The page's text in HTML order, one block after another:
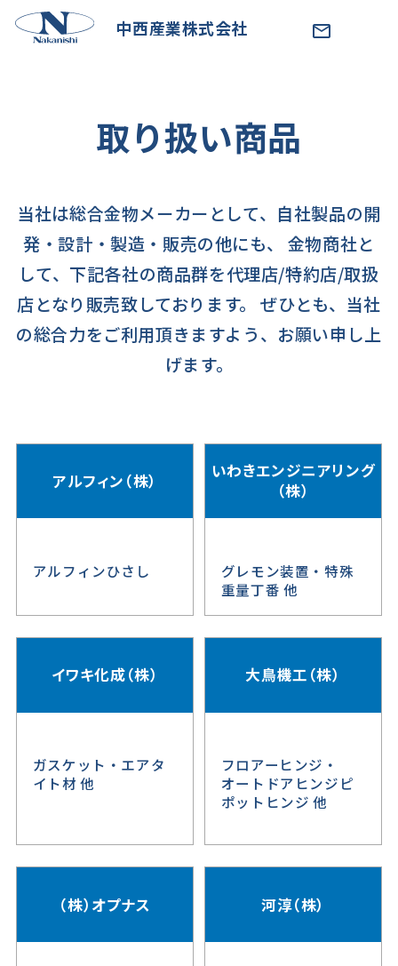
中西産業株式会社
取り扱い商品
当社は総合金物メーカーとして、自社製品の開
発・設計・製造・販売の他にも、 金物商社と
して、下記各社の商品群を代理店/特約店/取扱
店となり販売致しております。 ぜひとも、当社
の総合力をご利用頂きますよう、お願い申し上
げます。
アルフィン（株）
アルフィンひさし
いわきエンジニアリング
（株）
グレモン装置・特殊
重量丁番 他
イワキ化成（株）
ガスケット・エアタ
イト材 他
大鳥機工（株）
フロアーヒンジ・
オートドアヒンジピ
ポットヒンジ 他
（株）オプナス 河淳（株）